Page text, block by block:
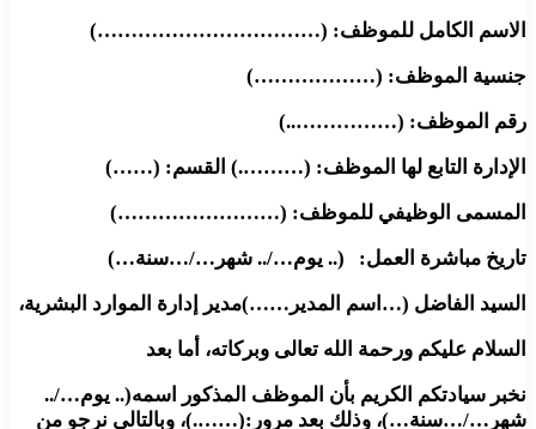
الاسم الكامل للموظف: (……………………………)
جنسية الموظف: (………………)
رقم الموظف: (……………..)
الإدارة التابع لها الموظف: (……….) القسم: (……)
المسمى الوظيفي للموظف: (……………………)
تاريخ مباشرة العمل: (.. يوم…/.. شهر…/…سنة…)
السيد الفاضل (…اسم المدير……)مدير إدارة الموارد البشرية،
السلام عليكم ورحمة الله تعالى وبركاته، أما بعد
نخبر سيادتكم الكريم بأن الموظف المذكور اسمه(.. يوم…/..
شهر…/…سنة…)، وذلك بعد مرور:(…….)، وبالتالي نرجو من